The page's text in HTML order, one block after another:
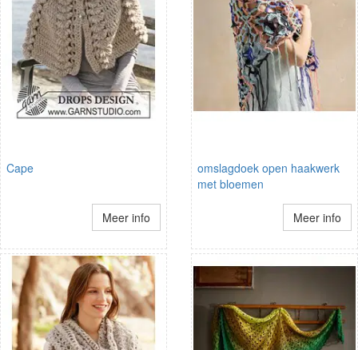
Cape
Meer info
omslagdoek open haakwerk
met bloemen
Meer info